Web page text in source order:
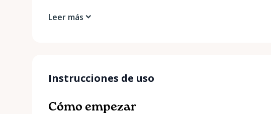
Leer más
Instrucciones de uso
Cómo empezar